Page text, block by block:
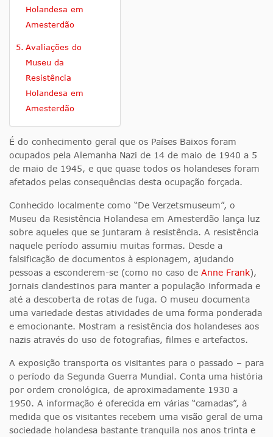
Holandesa em
Amesterdão
Avaliações do
Museu da
Resistência
Holandesa em
Amesterdão
É do conhecimento geral que os Países Baixos foram
ocupados pela Alemanha Nazi de 14 de maio de 1940 a 5
de maio de 1945, e que quase todos os holandeses foram
afetados pelas consequências desta ocupação forçada.
Conhecido localmente como “De Verzetsmuseum”, o
Museu da Resistência Holandesa em Amesterdão lança luz
sobre aqueles que se juntaram à resistência. A resistência
naquele período assumiu muitas formas. Desde a
falsificação de documentos à espionagem, ajudando
pessoas a esconderem-se (como no caso de Anne Frank),
jornais clandestinos para manter a população informada e
até a descoberta de rotas de fuga. O museu documenta
uma variedade destas atividades de uma forma ponderada
e emocionante. Mostram a resistência dos holandeses aos
nazis através do uso de fotografias, filmes e artefactos.
A exposição transporta os visitantes para o passado – para
o período da Segunda Guerra Mundial. Conta uma história
por ordem cronológica, de aproximadamente 1930 a
1950. A informação é oferecida em várias “camadas”, à
medida que os visitantes recebem uma visão geral de uma
sociedade holandesa bastante tranquila nos anos trinta e